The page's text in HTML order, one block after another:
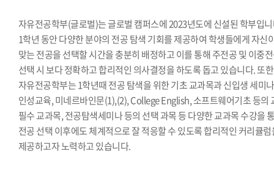
자유전공학부(글로벌)는 글로벌 캠퍼스에 2023년도에 신설된 학부입
1학년 동안 다양한 분야의 전공 탐색 기회를 제공하여 학생들에게 자신
맞는 전공을 선택할 시간을 충분히 배정하고 이를 통해 주전공 및 이중
선택 시 보다 정확하고 합리적인 의사결정을 하도록 돕고 있습니다. 또
자유전공학부는 1학년때 전공 탐색을 위한 기초 교과목과 신입생 세미
인성교육, 미네르바인문(1),(2), College English, 소프트웨어기초 등의
필수 교과목, 전공탐색세미나 등의 선택 과목 등 다양한 교과목 수강을
전공 선택 이후에도 체계적으로 잘 적응할 수 있도록 합리적인 커리큘
제공하고자 노력하고 있습니다.